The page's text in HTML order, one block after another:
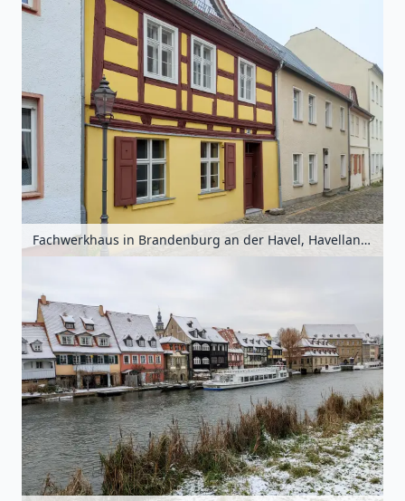
Fachwerkhaus in Brandenburg an der Havel, Havelland, Brandenburg, Deutschland